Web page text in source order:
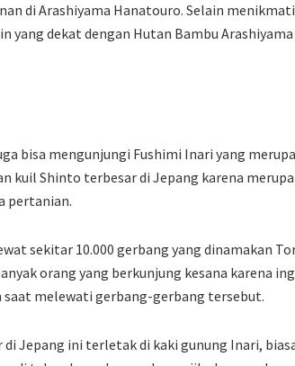
di Arashiyama Hanatouro. Selain
yang dekat dengan Hutan Bambu
bisa mengunjungi Fushimi Inari yang
kuil Shinto terbesar di Jepang karena
pertanian.
sekitar 10.000 gerbang yang dinamakan
orang yang berkunjung kesana karena
saat melewati gerbang-gerbang tersebut.
Jepang ini terletak di kaki gunung Inari,